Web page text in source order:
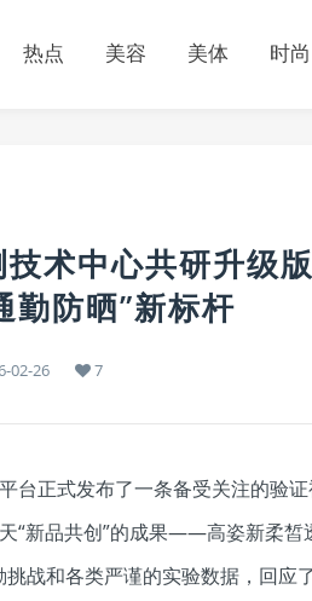
热点 美容 美体 时尚
术中心共研升级
勤防晒”新标杆
02-26 7
台正式发布了一条备受关注的验
“新品共创”的成果——高姿新柔皙
战和各类严谨的实验数据，回应